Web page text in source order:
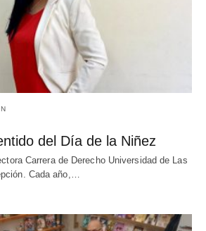
del Día de la Niñez
Carrera de Derecho Universidad de Las
Cada año,…